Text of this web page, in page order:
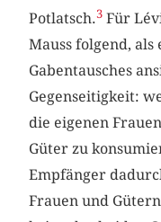
Potlatsch.3 Für
Mauss folgend,
Gabentausches
Gegenseitigkeit:
die eigenen
Güter zu
Empfänger
Frauen und